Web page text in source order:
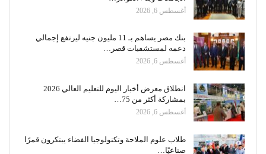
أغسطس 6, 2026
بنك مصر يساهم بـ 11 مليون جنيه ليرتفع إجمالي
دعمه لمستشفيات قصر…
أغسطس 6, 2026
انطلاق معرض أخبار اليوم للتعليم العالي 2026
بمشاركة أكثر من 75…
أغسطس 6, 2026
طلاب علوم الملاحة وتكنولوجيا الفضاء يبتكرون قمرًا
صناعيًا…